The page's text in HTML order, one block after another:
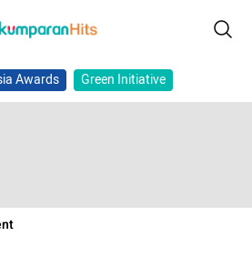
Awards Green Initiative